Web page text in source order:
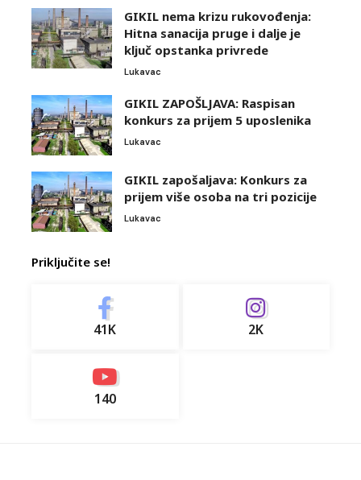
GIKIL nema krizu rukovođenja:
Hitna sanacija pruge i dalje je
ključ opstanka privrede
Lukavac
GIKIL ZAPOŠLJAVA: Raspisan
konkurs za prijem 5 uposlenika
Lukavac
GIKIL zapošaljava: Konkurs za
prijem više osoba na tri pozicije
Lukavac
Priključite se!
41K 2K
140